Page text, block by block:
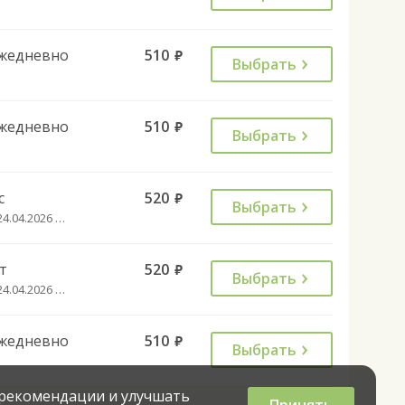
510 руб. Выбрать
510 руб. Выбрать
с 24.04.2026 до 27.09.2026
520 руб. Выбрать
с 24.04.2026 до 27.09.2026
520 руб. Выбрать
510 руб. Выбрать
и улучшать